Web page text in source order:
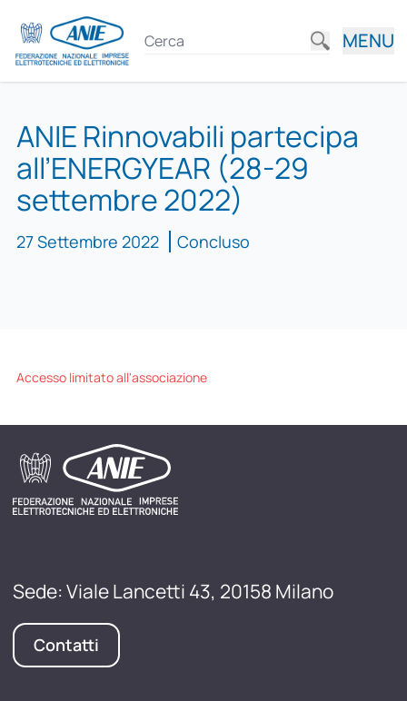
MENU
ANIE Rinnovabili partecipa
all’ENERGYEAR (28-29
settembre 2022)
27 Settembre 2022 Concluso
Accesso limitato all'associazione
Sede: Viale Lancetti 43, 20158 Milano
Contatti